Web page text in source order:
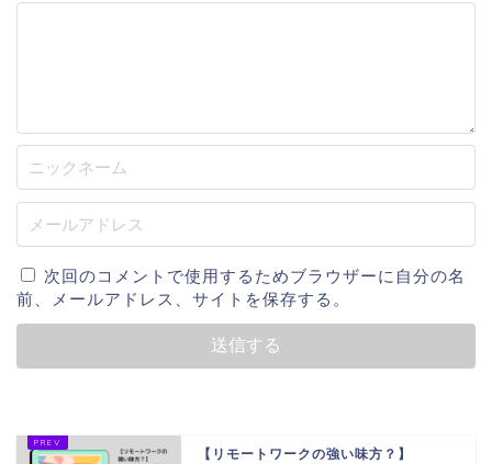
次回のコメントで使用するためブラウザーに自分の名
前、メールアドレス、サイトを保存する。
【リモートワークの強い味方？】